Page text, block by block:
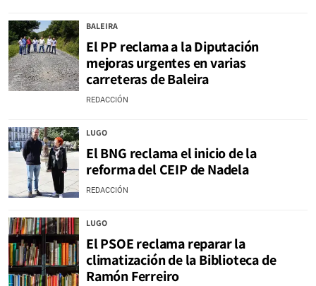
BALEIRA
El PP reclama a la Diputación
mejoras urgentes en varias
carreteras de Baleira
REDACCIÓN
LUGO
El BNG reclama el inicio de la
reforma del CEIP de Nadela
REDACCIÓN
LUGO
El PSOE reclama reparar la
climatización de la Biblioteca de
Ramón Ferreiro